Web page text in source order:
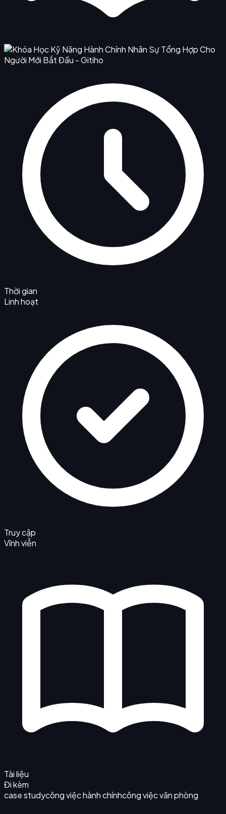
Thời gian
Linh hoạt
Truy cập
Vĩnh viễn
Tài liệu
Đi kèm
case studycông việc hành chínhcông việc văn phòng